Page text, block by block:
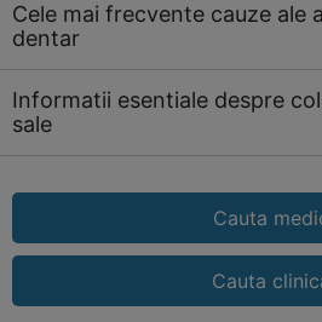
Cele mai frecvente cauze ale
dentar
Informatii esentiale despre
sale
Cauta
Cauta